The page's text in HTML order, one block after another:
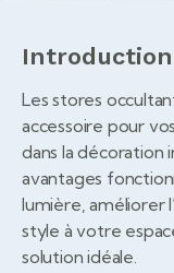
Les stores
accessoire pour
dans la
avantages
lumière, améliorer
style à votre
solution idéale.